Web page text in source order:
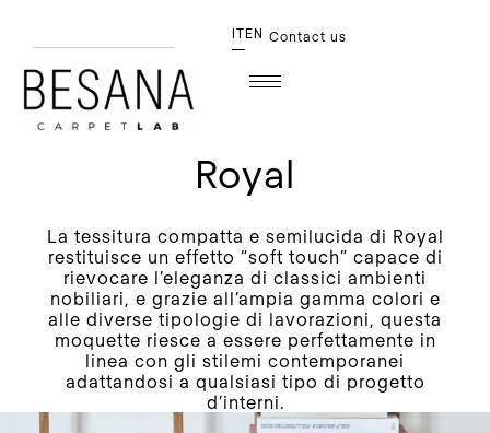
IT EN Contact us
Royal
La tessitura compatta e semilucida di Royal
restituisce un effetto “soft touch” capace di
rievocare l’eleganza di classici ambienti
nobiliari, e grazie all’ampia gamma colori e
alle diverse tipologie di lavorazioni, questa
moquette riesce a essere perfettamente in
linea con gli stilemi contemporanei
adattandosi a qualsiasi tipo di progetto
d’interni.